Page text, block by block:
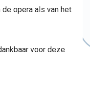
opera als van het
voor deze